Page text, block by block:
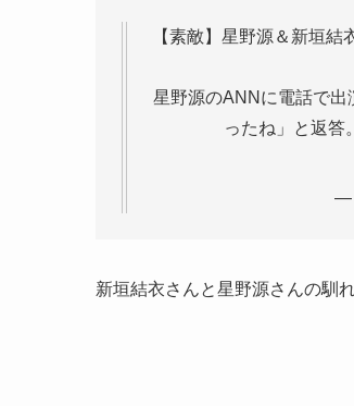
【素敵】星野源＆新垣結
星野源のANNに電話で出
ったね」と返答
—
新垣結衣さんと星野源さんの馴